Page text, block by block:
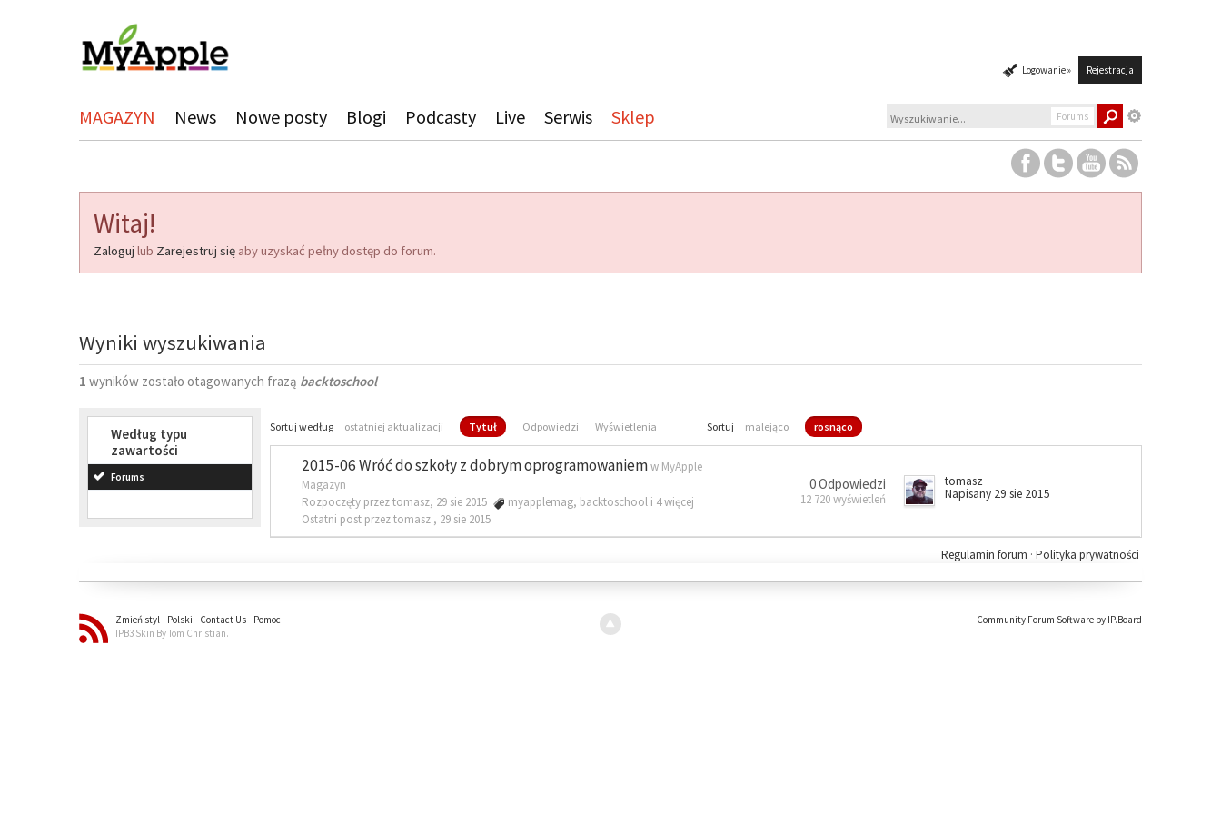
Logowanie » Rejestracja
MAGAZYN News Nowe posty Blogi Podcasty Live Serwis Sklep Forums
Witaj!
Zaloguj lub Zarejestruj się aby uzyskać pełny dostęp do forum.
Wyniki wyszukiwania
1 wyników zostało otagowanych frazą backtoschool
Według typu
zawartości
Forums
Sortuj według ostatniej aktualizacji Tytuł Odpowiedzi Wyświetlenia Sortuj malejąco rosnąco
2015-06 Wróć do szkoły z dobrym oprogramowaniemw MyApple
Magazyn
Rozpoczęty przez tomasz, 29 sie 2015
myapplemag, backtoschool i 4 więcej
Ostatni post przez tomasz , 29 sie 2015
0 Odpowiedzi
12 720 wyświetleń
tomasz
Napisany 29 sie 2015
Polityka prywatności
Regulamin forum ·
Zmień styl Polski Contact Us
Pomoc
IPB3 Skin By Tom Christian.
Community Forum Software by IP.Board